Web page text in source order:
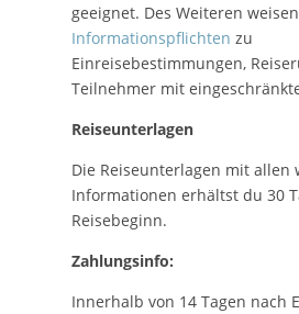
geeignet. Des Weiteren
Informationspflichten zu
Einreisebestimmungen,
Teilnehmer mit
Reiseunterlagen
Die Reiseunterlagen mit allen
Informationen erhältst du 30
Reisebeginn.
Zahlungsinfo:
Innerhalb von 14 Tagen nach